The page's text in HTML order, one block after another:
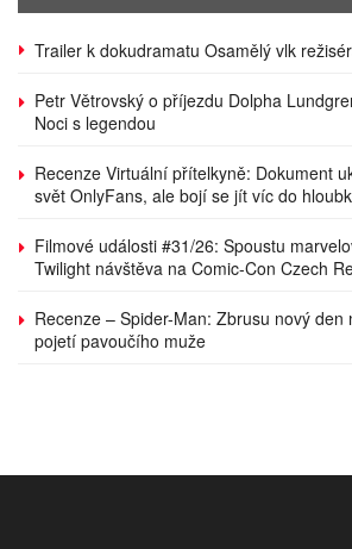
Trailer k dokudramatu Osamělý vlk
Petr Větrovský o příjezdu Dolpha
Noci s legendou
Recenze Virtuální přítelkyně: Dokument
svět OnlyFans, ale bojí se jít víc do
Filmové události #31/26: Spoustu
Twilight návštěva na Comic-Con Czech
Recenze – Spider-Man: Zbrusu nový
pojetí pavoučího muže